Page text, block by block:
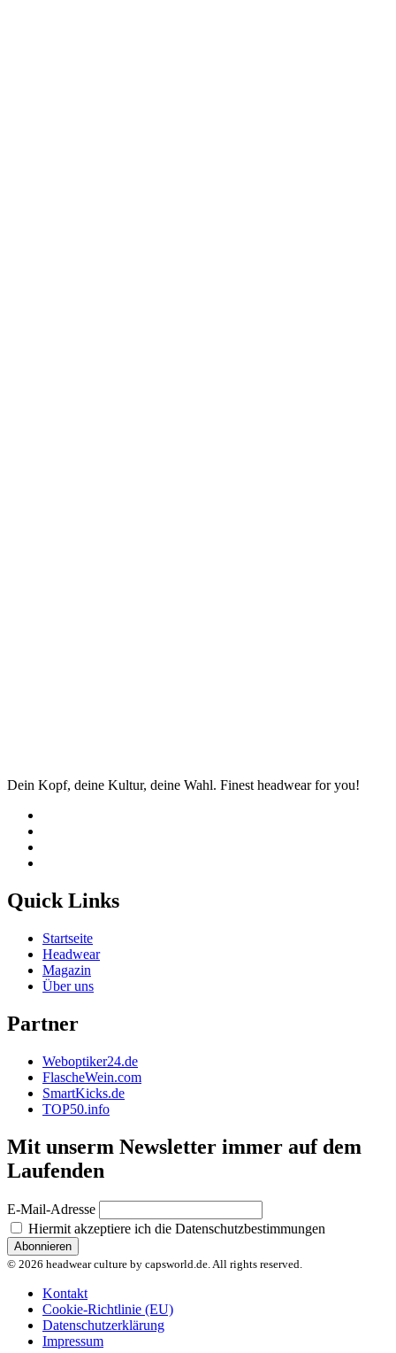
Dein Kopf, deine Kultur, deine Wahl. Finest headwear for you!
Quick Links
Startseite
Headwear
Magazin
Über uns
Partner
Weboptiker24.de
FlascheWein.com
SmartKicks.de
TOP50.info
Mit unserm Newsletter immer auf dem
Laufenden
E-Mail-Adresse
Hiermit akzeptiere ich die Datenschutzbestimmungen
© 2026 headwear culture by capsworld.de. All rights reserved.
Kontakt
Cookie-Richtlinie (EU)
Datenschutzerklärung
Impressum